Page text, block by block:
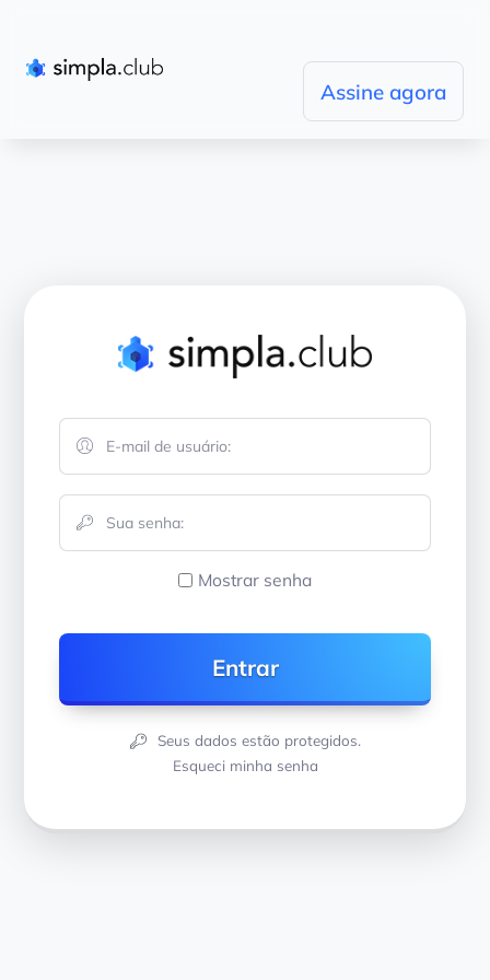
Assine agora
Mostrar senha
Seus dados estão protegidos.
Esqueci minha senha